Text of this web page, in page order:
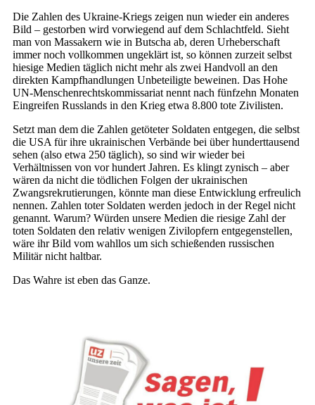
Die Zahlen des Ukraine-Kriegs zeigen nun wieder ein anderes
Bild – gestorben wird vorwiegend auf dem Schlachtfeld. Sieht
man von Massakern wie in Butscha ab, deren Urheberschaft
immer noch vollkommen ungeklärt ist, so können zurzeit selbst
hiesige Medien täglich nicht mehr als zwei Handvoll an den
direkten Kampfhandlungen Unbeteiligte beweinen. Das Hohe
UN-Menschenrechtskommissariat nennt nach fünfzehn Monaten
Eingreifen Russlands in den Krieg etwa 8.800 tote Zivilisten.
Setzt man dem die Zahlen getöteter Soldaten entgegen, die selbst
die USA für ihre ukrainischen Verbände bei über hunderttausend
sehen (also etwa 250 täglich), so sind wir wieder bei
Verhältnissen von vor hundert Jahren. Es klingt zynisch – aber
wären da nicht die tödlichen Folgen der ukrainischen
Zwangsrekrutierungen, könnte man diese Entwicklung erfreulich
nennen. Zahlen toter Soldaten werden jedoch in der Regel nicht
genannt. Warum? Würden unsere Medien die riesige Zahl der
toten Soldaten den relativ wenigen Zivilopfern entgegenstellen,
wäre ihr Bild vom wahllos um sich schießenden russischen
Militär nicht haltbar.
Das Wahre ist eben das Ganze.